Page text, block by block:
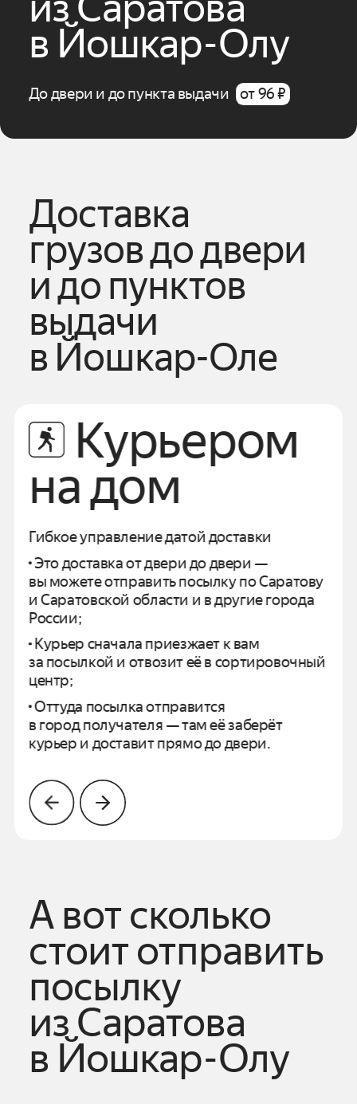
в Йошкар-Олу
До двери и до пункта выдачи от 96 ₽
Доставка
грузов до двери
и до пунктов
выдачи
в Йошкар-Оле
Курьером
на дом
Гибкое управление датой доставки
Это доставка от двери до двери —
вы можете отправить посылку поСаратову
иСаратовской области и в другие города
России;
Курьер сначала приезжает к вам
за посылкой и отвозитеё в сортировочный
центр;
Оттуда посылка отправится
в город получателя —там её заберёт
курьер и доставит прямо до двери.
А вот сколько
стоит отправить
посылку
изСаратова
в Йошкар-Олу